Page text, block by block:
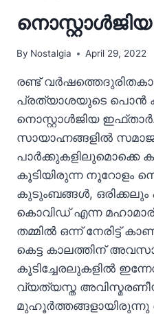
By Nostalgia April 29, 2022
രണ്ട്
പ്രത്യാശയുടെ പൊൻ
നൊസ്റ്റാൾജിയ
സായാഹ്നങ്ങളിൽ
പാർക്കുകളിലുമൊക്കെ
കൂടിയിരുന്ന നൂറോളം
കുടുംബങ്ങൾ, ഒരിക്കലും
കൊവിഡ് എന്ന
തമ്മിൽ ഒന്ന് നേരിട്ട്
കെട്ട കാലത്തിന്
കൂടിച്ചേരലുകളിൽ
വ്യത്യസ്ത
മുഹൂർത്തങ്ങളായിരുന്നു